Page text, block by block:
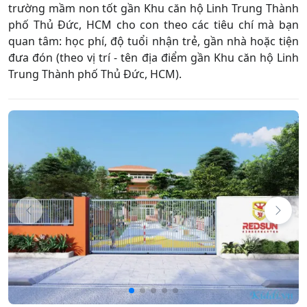
trường mầm non tốt gần Khu căn hộ Linh Trung Thành
phố Thủ Đức, HCM cho con theo các tiêu chí mà bạn
quan tâm: học phí, độ tuổi nhận trẻ, gần nhà hoặc tiện
đưa đón (theo vị trí - tên địa điểm gần Khu căn hộ Linh
Trung Thành phố Thủ Đức, HCM).